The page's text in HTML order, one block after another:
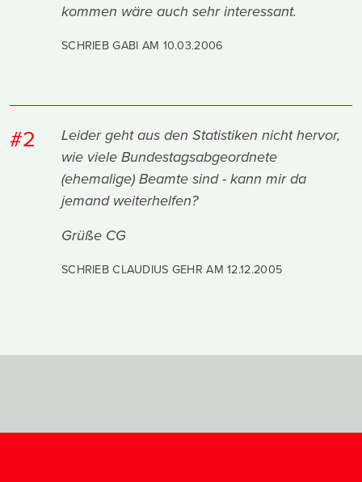
kommen wäre auch sehr interessant.
SCHRIEB GABI AM 10.03.2006
#2
Leider geht aus den Statistiken nicht hervor,
wie viele Bundestagsabgeordnete
(ehemalige) Beamte sind - kann mir da
jemand weiterhelfen?
Grüße CG
SCHRIEB CLAUDIUS GEHR AM12.12.2005